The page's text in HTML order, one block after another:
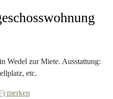
Wedel zur Miete. Ausstattung:
etc.
merken